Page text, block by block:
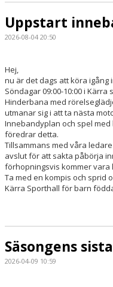
Uppstart
2026-08-04 20:50
Hej,
nu är det dags att köra
Söndagar 09:00-10:00 i
Hinderbana med
utmanar sig i att ta nästa
Innebandyplan och spel
föredrar detta.
Tillsammans med våra
avslut för att sakta påbörja
förhopningsvis kommer vara
Ta med en kompis och sprid
Kärra Sporthall för barn
Säsongens
2026-04-09 10:59